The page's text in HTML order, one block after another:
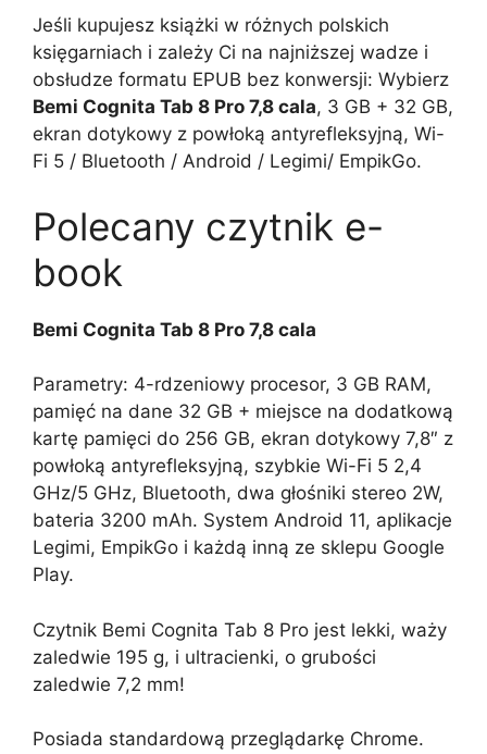
Jeśli kupujesz książki w różnych polskich
księgarniach i zależy Ci na najniższej wadze i
obsłudze formatu EPUB bez konwersji: Wybierz
Bemi Cognita Tab 8 Pro 7,8 cala, 3 GB + 32 GB,
ekran dotykowy z powłoką antyrefleksyjną, Wi-
Fi 5 / Bluetooth / Android / Legimi/ EmpikGo.
Polecany czytnik e-
book
Bemi Cognita Tab 8 Pro 7,8 cala
Parametry: 4-rdzeniowy procesor, 3 GB RAM,
pamięć na dane 32 GB + miejsce na dodatkową
kartę pamięci do 256 GB, ekran dotykowy 7,8″ z
powłoką antyrefleksyjną, szybkie Wi-Fi 5 2,4
GHz/5 GHz, Bluetooth, dwa głośniki stereo 2W,
bateria 3200 mAh. System Android 11, aplikacje
Legimi, EmpikGo i każdą inną ze sklepu Google
Play.
Czytnik Bemi Cognita Tab 8 Pro jest lekki, waży
zaledwie 195 g, i ultracienki, o grubości
zaledwie 7,2 mm!
Posiada standardową przeglądarkę Chrome.